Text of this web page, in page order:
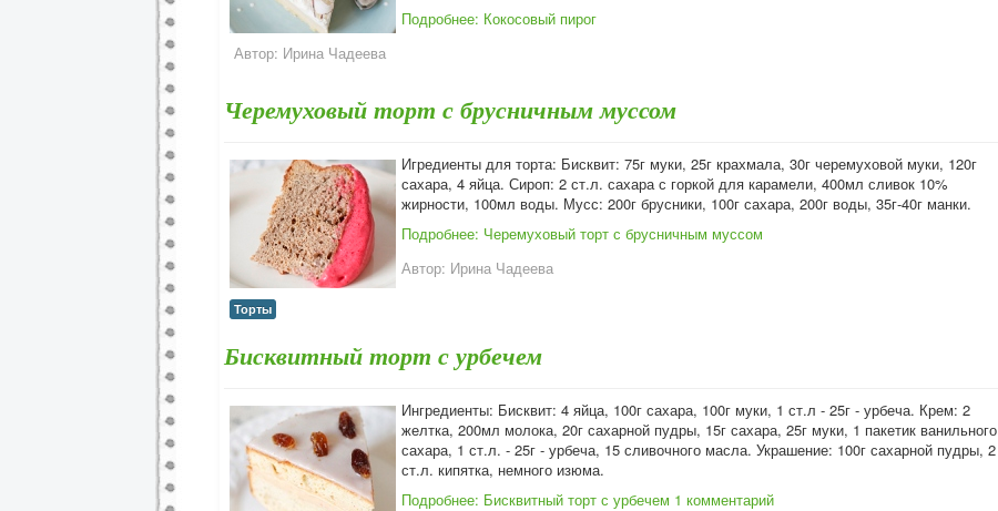
Подробнее: Кокосовый пирог
Автор: Ирина Чадеева
Черемуховый торт с брусничным муссом
Игредиенты для торта: Бисквит: 75г муки, 25г крахмала, 30г черемуховой муки, 120г
сахара, 4 яйца. Сироп: 2 ст.л. сахара с горкой для карамели, 400мл сливок 10%
жирности, 100мл воды. Мусс: 200г брусники, 100г сахара, 200г воды, 35г-40г манки.
Подробнее: Черемуховый торт с брусничным муссом
Автор: Ирина Чадеева
Торты
Бисквитный торт с урбечем
Ингредиенты: Бисквит: 4 яйца, 100г сахара, 100г муки, 1 ст.л - 25г - урбеча. Крем: 2
желтка, 200мл молока, 20г сахарной пудры, 15г сахара, 25г муки, 1 пакетик ванильного
сахара, 1 ст.л. - 25г - урбеча, 15 сливочного масла. Украшение: 100г сахарной пудры, 2
ст.л. кипятка, немного изюма.
Подробнее: Бисквитный торт с урбечем 1 комментарий